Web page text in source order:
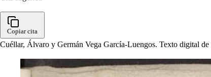
Copiar cita
Cuéllar, Álvaro y Germán Vega García-Luengos. Texto digital de